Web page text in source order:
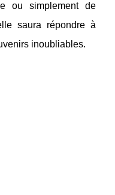
ou simplement de
saura répondre à
inoubliables.